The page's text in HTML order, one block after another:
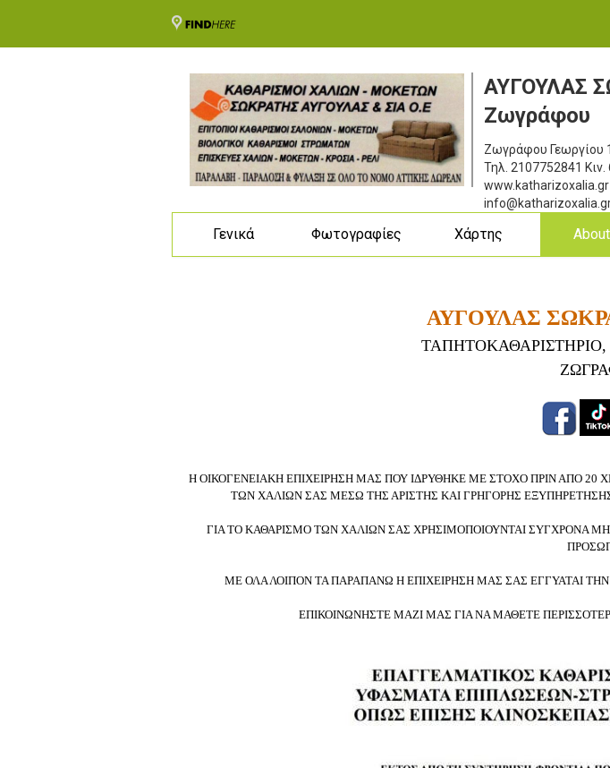
ΑΥΓΟΥΛΑΣ
Ζωγράφου
Ζωγράφου Γεωργίου
Τηλ. 2107752841 Κιν.
www.katharizoxalia.gr
Γενικά Φωτογραφίες Χάρτης
ΑΥΓΟΥΛΑΣ
ΤΑΠΗΤΟΚΑΘΑΡΙΣΤΗΡΙΟ,
Η ΟΙΚΟΓΕΝΕΙΑΚΗ ΕΠΙΧΕΙΡΗΣΗ ΜΑΣ ΠΟΥ ΙΔΡΥΘΗΚΕ ΜΕ ΣΤΟΧΟ ΠΡΙΝ ΑΠΟ 20
ΤΩΝ ΧΑΛΙΩΝ ΣΑΣ ΜΕΣΩ ΤΗΣ ΑΡΙΣΤΗΣ ΚΑΙ ΓΡΗΓΟΡΗΣ
ΓΙΑ ΤΟ ΚΑΘΑΡΙΣΜΟ ΤΩΝ ΧΑΛΙΩΝ ΣΑΣ ΧΡΗΣΙΜΟΠΟΙΟΥΝΤΑΙ ΣΥΓΧΡΟΝΑ
ΜΕ ΟΛΑ ΛΟΙΠΟΝ ΤΑ ΠΑΡΑΠΑΝΩ Η ΕΠΙΧΕΙΡΗΣΗ ΜΑΣ ΣΑΣ ΕΓΓΥΑΤΑΙ
ΕΠΙΚΟΙΝΩΝΗΣΤΕ ΜΑΖΙ ΜΑΣ ΓΙΑ ΝΑ ΜΑΘΕΤΕ